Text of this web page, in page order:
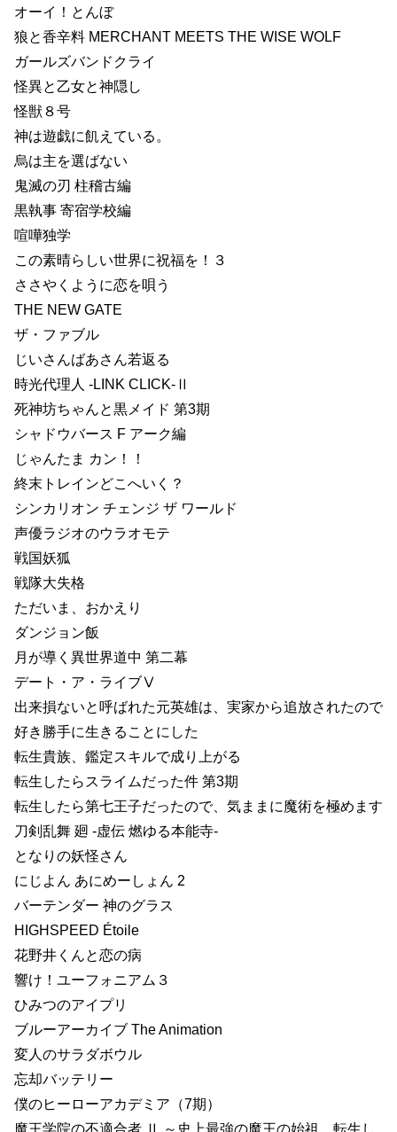
オーイ！とんぼ
狼と香辛料 MERCHANT MEETS THE WISE WOLF
ガールズバンドクライ
怪異と乙女と神隠し
怪獣８号
神は遊戯に飢えている。
烏は主を選ばない
鬼滅の刃 柱稽古編
黒執事 寄宿学校編
喧嘩独学
この素晴らしい世界に祝福を！３
ささやくように恋を唄う
THE NEW GATE
ザ・ファブル
じいさんばあさん若返る
時光代理人 -LINK CLICK-Ⅱ
死神坊ちゃんと黒メイド 第3期
シャドウバース F アーク編
じゃんたま カン！！
終末トレインどこへいく？
シンカリオン チェンジ ザ ワールド
声優ラジオのウラオモテ
戦国妖狐
戦隊大失格
ただいま、おかえり
ダンジョン飯
月が導く異世界道中 第二幕
デート・ア・ライブⅤ
出来損ないと呼ばれた元英雄は、実家から追放されたので
好き勝手に生きることにした
転生貴族、鑑定スキルで成り上がる
転生したらスライムだった件 第3期
転生したら第七王子だったので、気ままに魔術を極めます
刀剣乱舞 廻 -虚伝 燃ゆる本能寺-
となりの妖怪さん
にじよん あにめーしょん 2
バーテンダー 神のグラス
HIGHSPEED Étoile
花野井くんと恋の病
響け！ユーフォニアム３
ひみつのアイプリ
ブルーアーカイブ The Animation
変人のサラダボウル
忘却バッテリー
僕のヒーローアカデミア（7期）
魔王学院の不適合者 Ⅱ ～史上最強の魔王の始祖、転生し